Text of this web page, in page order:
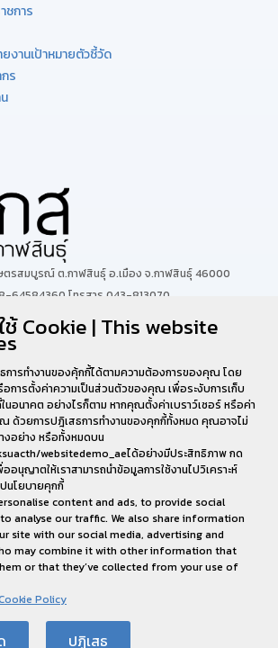
ชการ
งานเป้าหมายตัวชี้วัด
ร
ตรสมบูรณ์ ต.กาฬสินธุ์ อ.เมือง จ.กาฬสินธุ์ 46000
64584360 โทรสาร 043-813070
งเปลือย อ.นามน จ.กาฬสินธุ์ 46230
าตรฐานหลักสูตรและฝึกประสบการณ์วิชาชีพ
ช้ Cookie | This website
ารทำงานของคุ้กกี้ได้ตามความต้องการของคุณ โดย
อการตั้งค่าความเป็นส่วนตัวของคุณ เพื่อระงับการเก็บ
อนาคต อย่างไรก็ตาม หากคุณตั้งค่าเบราว์เซอร์ หรือค่า
ด้วยการปฎิเสธการทำงานของคุกกี้ทั้งหมด คุณอาจไม่
งอย่าง หรือทั้งหมดบน
websitedemo_aeได้อย่างมีประสิทธิภาพ กด
นุญาตให้เราสามารถนำข้อมูลการใช้งานไปวิเคราะห์
นโยบายคุกกี้
content and ads, to provide social
analyse our traffic. We also share information
site with our social media, advertising and
may combine it with other information that
or that they’ve collected from your use of
Policy
ปฏิเสธ